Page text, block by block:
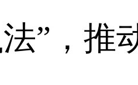
”，推